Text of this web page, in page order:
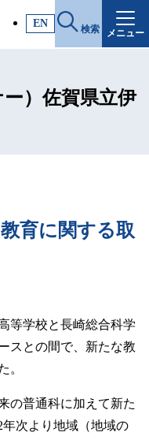
EN 検索 メニュー
方
方
）佐賀県立伊
育に関する取
等学校と長崎総合科学
との間で、新たな教
。
の普通科に加えて新た
次より地域（地域の